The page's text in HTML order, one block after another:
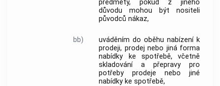
předměty, pokud z jiného
důvodu mohou být nositeli
původců nákaz,
bb) uváděním do oběhu nabízení k
prodeji, prodej nebo jiná forma
nabídky ke spotřebě, včetně
skladování a přepravy pro
potřeby prodeje nebo jiné
nabídky ke spotřebě,